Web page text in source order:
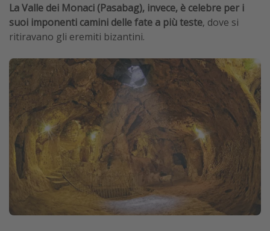
La Valle dei Monaci (Pasabag), invece, è celebre per i
suoi imponenti camini delle fate a più teste, dove si
ritiravano gli eremiti bizantini.